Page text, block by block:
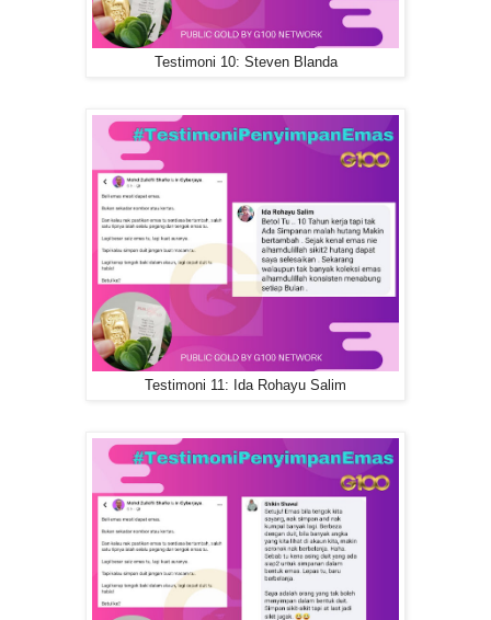
Testimoni 10: Steven Blanda
Testimoni 11: Ida Rohayu Salim